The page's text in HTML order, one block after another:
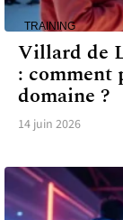
TRAINING
Villard de
: comment
domaine ?
14 juin 2026